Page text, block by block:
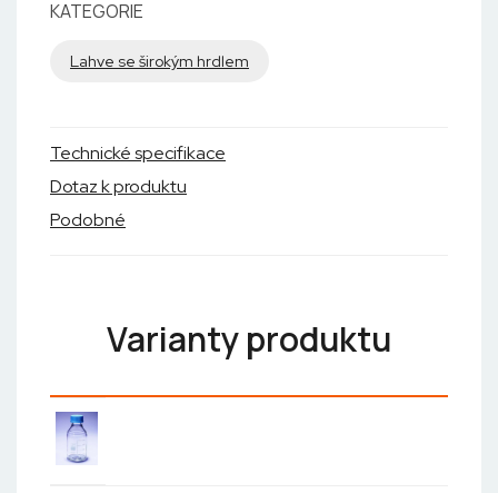
KATEGORIE
Lahve se širokým hrdlem
Technické specifikace
Dotaz k produktu
Podobné
Varianty produktu